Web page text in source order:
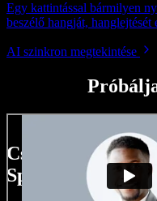
Egy kattintással bármilyen
beszélő hangját, hanglejtését
AI szinkron megtekintése
Csak egy kis
Speechify